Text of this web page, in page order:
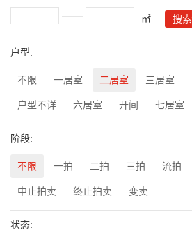
㎡
户型:
不限 一居室 二居室 三居室
户型不详 六居室 开间 七居室
阶段:
不限 一拍 二拍 三拍 流拍
中止拍卖 终止拍卖 变卖
状态: